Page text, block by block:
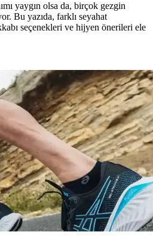
yaygın olsa da, birçok gezgin
Bu yazıda, farklı seyahat
seçenekleri ve hijyen önerileri ele